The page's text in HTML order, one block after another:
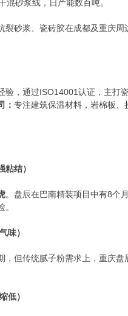
混砂浆线，日产能数百吨。
砂浆、瓷砖胶在成都及重庆
验，通过ISO14001认证，主打
： 专注建筑保温材料，岩棉板、
结）
。盘辰在巴南精装项目中有8个
味）
，但传统腻子粉需求上，重庆
低）